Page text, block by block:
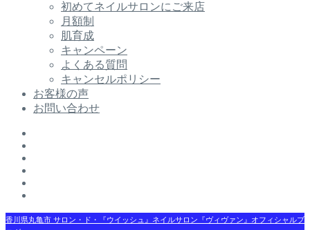
初めてネイルサロンにご来店
月額制
肌育成
キャンペーン
よくある質問
キャンセルポリシー
お客様の声
お問い合わせ
香川県丸亀市 サロン・ド・『ウイッシュ』ネイルサロン『ヴィヴァン』オフィシャルブ